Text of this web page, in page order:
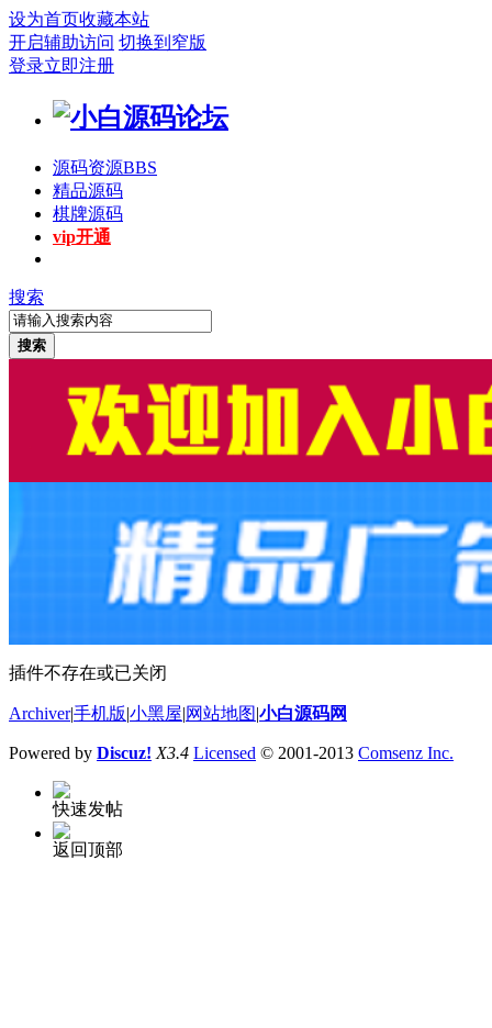
设为首页收藏本站
开启辅助访问 切换到窄版
登录立即注册
源码资源BBS
精品源码
棋牌源码
vip开通
搜索
搜索
插件不存在或已关闭
Archiver|手机版 小黑屋 网站地图 小白源码网
Powered by Discuz! X3.4 Licensed © 2001-2013 Comsenz Inc.
快速发帖
返回顶部